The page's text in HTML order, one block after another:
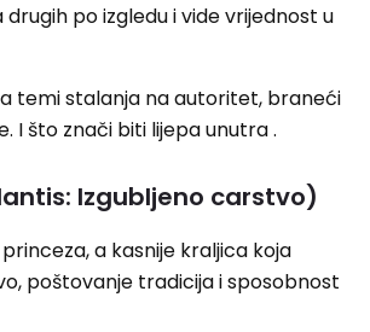
po izgledu i vide vrijednost u
temi stalanja na autoritet, braneći
I što znači biti lijepa unutra .
Izgubljeno carstvo)
a kasnije kraljica koja
poštovanje tradicija i sposobnost